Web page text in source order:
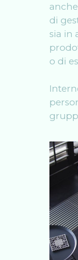
di
sia in
o di